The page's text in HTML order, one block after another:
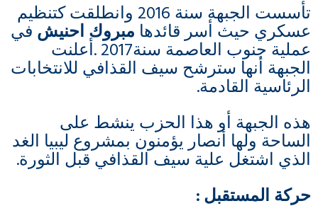
تأسست الجبهة سنة 2016 وانطلقت كتنظيم
عسكري حيث أسر قائدها مبروك احنيش في
عملية جنوب العاصمة سنة2017 .أعلنت
الجبهة أنها سترشح سيف القذافي للانتخابات
الرئاسية القادمة.
هذه الجبهة أو هذا الحزب ينشط على
الساحة ولها أنصار يؤمنون بمشروع ليبيا الغد
الذي اشتغل علية سيف القذافي قبل الثورة.
حركة المستقبل: